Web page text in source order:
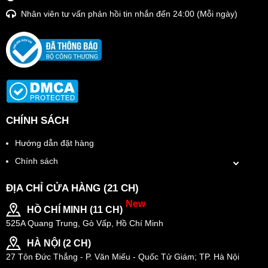
Nhân viên tư vấn phản hồi tin nhắn đến 24:00 (Mỗi ngày)
CHÍNH SÁCH
Hướng dẫn đặt hàng
Chính sách
ĐỊA CHỈ CỬA HÀNG (21 CH)
HỒ CHÍ MINH (11 CH)
New
525A Quang Trung, Gò Vấp, Hồ Chí Minh
HÀ NỘI (2 CH)
27 Tôn Đức Thắng - P. Văn Miếu - Quốc Tử Giám; TP. Hà Nội